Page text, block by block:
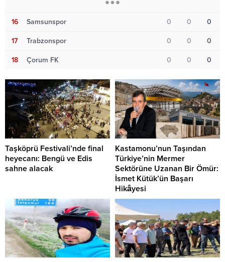
16 Samsunspor 0 0 0
17 Trabzonspor 0 0 0
18 Çorum FK 0 0 0
Taşköprü Festivali’nde final
heyecanı: Bengü ve Edis
sahne alacak
Kastamonu’nun Taşından
Türkiye’nin Mermer
Sektörüne Uzanan Bir Ömür:
İsmet Kütük’ün Başarı
Hikâyesi